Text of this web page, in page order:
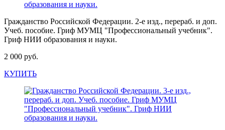
Гражданство Российской Федерации. 2-е изд., перераб. и доп.
Учеб. пособие. Гриф МУМЦ "Профессиональный учебник".
Гриф НИИ образования и науки.
2 000 руб.
КУПИТЬ